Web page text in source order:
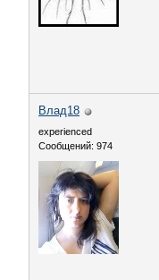
Влад18
experienced
Сообщений: 974